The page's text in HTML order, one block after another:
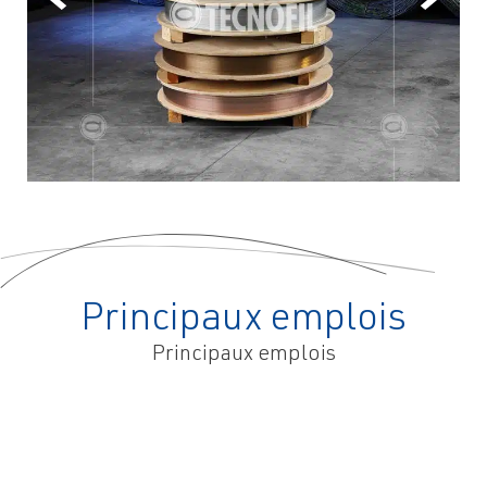
Principaux emplois
Principaux emplois